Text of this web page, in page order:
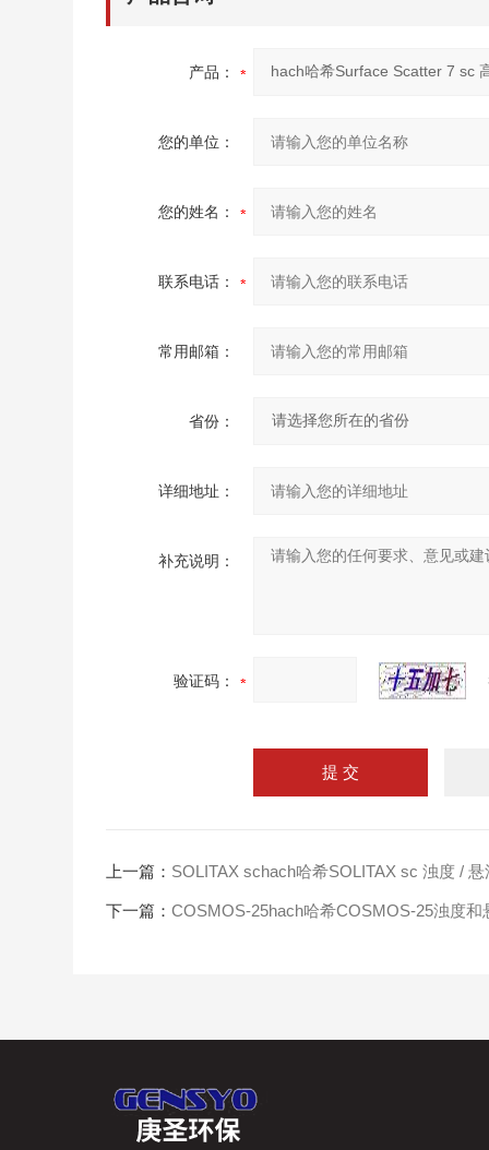
产品：
您的单位：
您的姓名：
联系电话：
常用邮箱：
省份：
详细地址：
补充说明：
验证码：
上一篇： SOLITAX schach哈希SOLITAX sc 浊度 /
下一篇：COSMOS-25hach哈希COSMOS-25浊度和